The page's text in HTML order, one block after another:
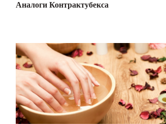
Аналоги Контрактубекса